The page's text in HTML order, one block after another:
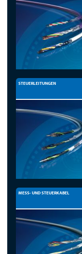
STEUERLEITUNGEN
MESS- UND STEUERKABEL